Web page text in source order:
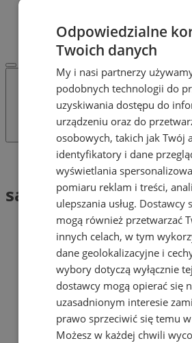
WSPÓŁPRACA
Tag: safari
safari (1)
Odpowiedzialne
Twoich danych
My i nasi partnerzy
podobnych technologii do
uzyskiwania dostępu do
urządzeniu oraz do
osobowych, takich jak Twój
identyfikatory i dane
wyświetlania
pomiaru reklam i treści,
ulepszania usług. Dostawcy
mogą również przetwarzać
innych celach, w tym
dane geolokalizacyjne i
wybory dotyczą wyłącznie
dostawcy mogą opierać się
uzasadnionym interesie
prawo sprzeciwić się temu w
Możesz w każdej chwili